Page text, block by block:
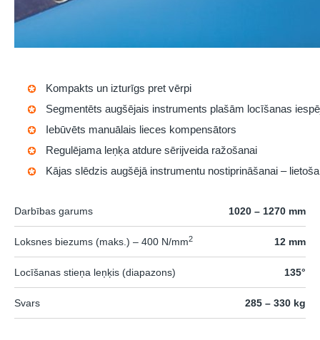
Kompakts un izturīgs pret vērpi
Segmentēts augšējais instruments plašām locīšanas
Iebūvēts manuālais lieces kompensātors
Regulējama leņķa atdure sērijveida ražošanai
Kājas slēdzis augšējā instrumentu nostiprināšanai –
Darbības garums 1020 – 1270 mm
Loksnes biezums (maks.) – 400 N/mm2 12 mm
Locīšanas stieņa leņķis (diapazons) 135°
Svars 285 – 330 kg